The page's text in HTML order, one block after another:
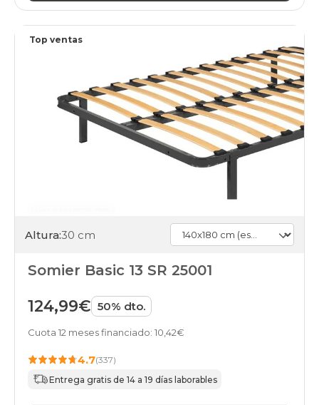
Top ventas
Altura:30 cm
Somier Basic 13 SR 25001
124,99€ 50% dto.
Cuota 12 meses financiado: 10,42€
4.7(337)
Entrega gratis de 14 a 19 días laborables